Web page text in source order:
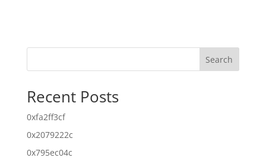
Search
Recent Posts
0xfa2ff3cf
0x2079222c
0x795ec04c